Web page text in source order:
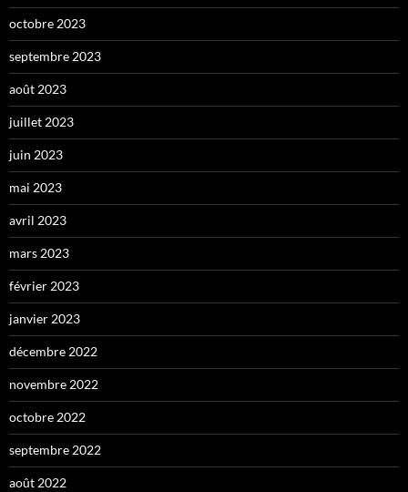
octobre 2023
septembre 2023
août 2023
juillet 2023
juin 2023
mai 2023
avril 2023
mars 2023
février 2023
janvier 2023
décembre 2022
novembre 2022
octobre 2022
septembre 2022
août 2022